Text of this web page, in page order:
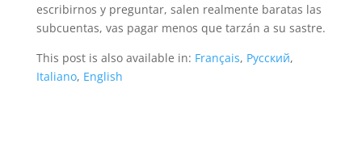
escribirnos y preguntar, salen realmente baratas las
subcuentas, vas pagar menos que tarzán a su sastre.
This post is also available in: Français Русский
Italiano English